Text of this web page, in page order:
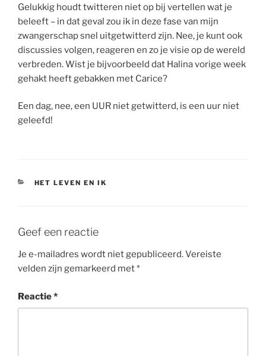
Gelukkig houdt twitteren niet op bij vertellen wat je
beleeft – in dat geval zou ik in deze fase van mijn
zwangerschap snel uitgetwitterd zijn. Nee, je kunt ook
discussies volgen, reageren en zo je visie op de wereld
verbreden. Wist je bijvoorbeeld dat Halina vorige week
gehakt heeft gebakken met Carice?
Een dag, nee, een UUR niet getwitterd, is een uur niet
geleefd!
CATEGORIEËN
HET LEVEN EN IK
Geef een reactie
Je e-mailadres wordt niet gepubliceerd.Vereiste
velden zijn gemarkeerd met*
Reactie*